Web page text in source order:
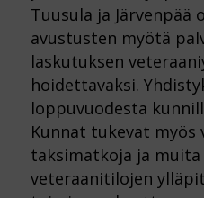
Tuusula ja Järvenpää
avustusten myötä
laskutuksen
hoidettavaksi.
loppuvuodesta
Kunnat tukevat myös
taksimatkoja ja
veteraanitilojen